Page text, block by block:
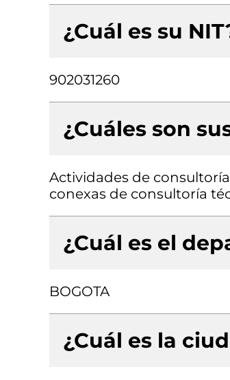
¿Cuál es su
902031260
¿Cuáles son
Actividades de
conexas de consultoría
¿Cuál es el
BOGOTA
¿Cuál es la